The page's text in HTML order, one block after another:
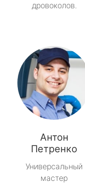
дровоколов.
Антон
Петренко
Универсальный
мастер